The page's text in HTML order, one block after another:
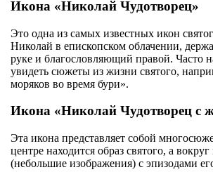
Икона «Николай Чудотворец»
Это одна из самых известных икон
Николай в епископском облачении,
руке и благословляющий правой. Часто
увидеть сюжеты из жизни святого,
моряков во время бури».
Икона «Николай Чудотворец с
Эта икона представляет собой
центре находится образ святого, а
(небольшие изображения) с эпизодами